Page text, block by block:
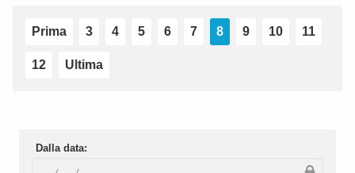
Prima 3 4 5 6 7 8 9 10 11
12 Ultima
Dalla data: